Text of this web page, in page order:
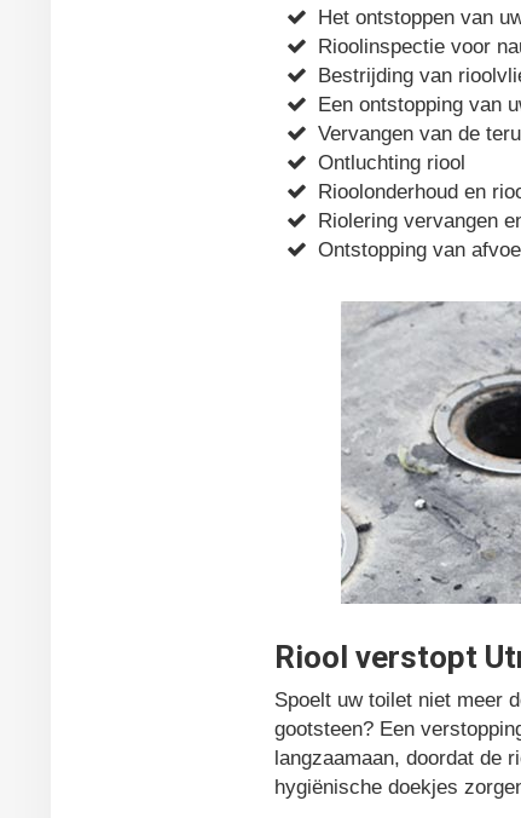
Het ontstoppen van
Rioolinspectie voor
Bestrijding van
Een ontstopping van
Vervangen van de
Ontluchting riool
Rioolonderhoud en
Riolering vervangen
Ontstopping van
Riool verstopt
Spoelt uw toilet niet meer
gootsteen? Een
langzaamaan, doordat de
hygiënische doekjes